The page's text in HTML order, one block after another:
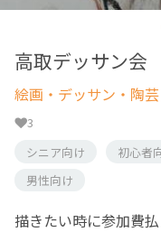
高取デッサン会
絵画・デッサン・陶芸
3
シニア向け
初心者
男性向け
描きたい時に参加費